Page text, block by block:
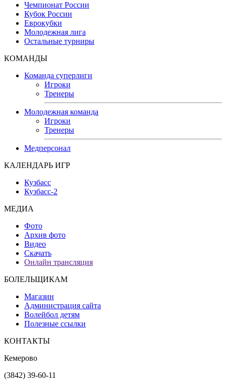
Чемпионат России
Кубок России
Еврокубки
Молодежная лига
Остальные турниры
КОМАНДЫ
Команда суперлиги
Игроки
Тренеры
Молодежная команда
Игроки
Тренеры
Медперсонал
КАЛЕНДАРЬ ИГР
Кузбасс
Кузбасс-2
МЕДИА
Фото
Архив фото
Видео
Скачать
Онлайн трансляция
БОЛЕЛЬЩИКАМ
Магазин
Администрация сайта
Волейбол детям
Полезные ссылки
КОНТАКТЫ
Кемерово
(3842) 39-60-11